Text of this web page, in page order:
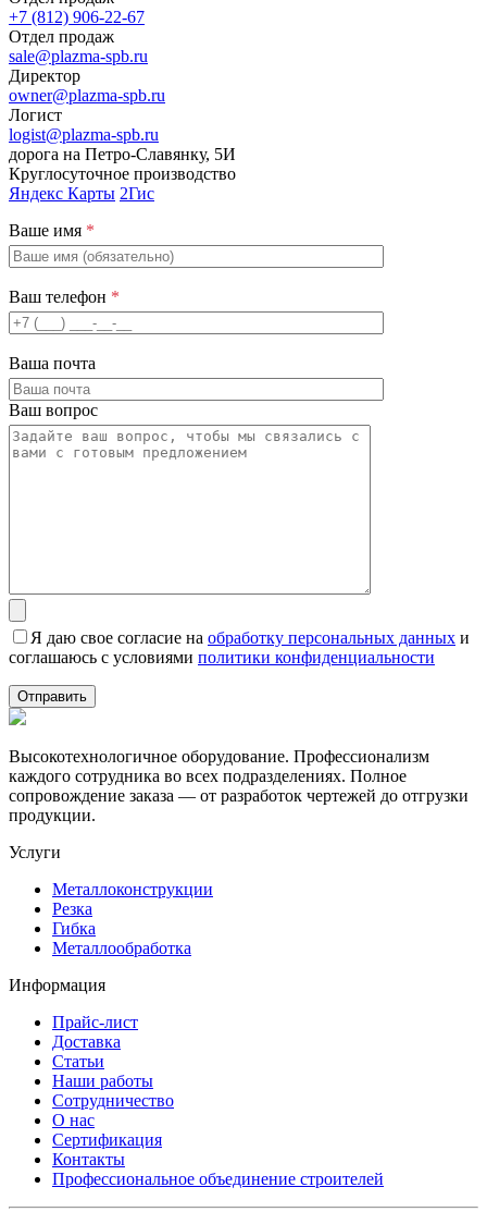
+7 (812) 906-22-67
Отдел продаж
sale@plazma-spb.ru
Директор
owner@plazma-spb.ru
Логист
logist@plazma-spb.ru
дорога на Петро-Славянку, 5И
Круглосуточное производство
Яндекс Карты 2Гис
Ваше имя *
Ваш телефон *
Ваша почта
Ваш вопрос
Я даю свое согласие на обработку персональных данных и
соглашаюсь с условиями политики конфиденциальности
Высокотехнологичное оборудование. Профессионализм
каждого сотрудника во всех подразделениях. Полное
сопровождение заказа — от разработок чертежей до отгрузки
продукции.
Услуги
Металлоконструкции
Резка
Гибка
Металлообработка
Информация
Прайс-лист
Доставка
Статьи
Наши работы
Сотрудничество
О нас
Сертификация
Контакты
Профессиональное объединение строителей